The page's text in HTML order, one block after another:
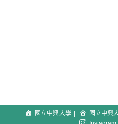
國立中興大學 國立中興